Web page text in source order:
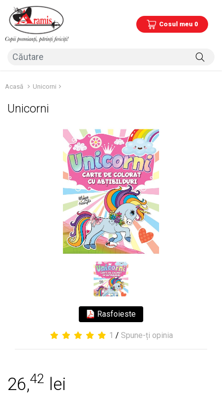
Cosul meu 0
Acasă Unicorni
Unicorni
Rasfoieste
1 / Spune-ți opinia
26,42 lei